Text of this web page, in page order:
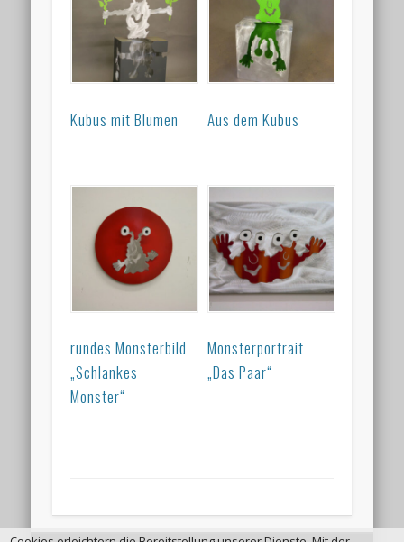
Kubus mit Blumen Aus dem Kubus
rundes Monsterbild
„Schlankes
Monster“
Monsterportrait
„Das Paar“